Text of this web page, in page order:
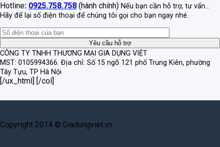
Hotline: 0925.758.758 (hành chính) Nếu bạn cần hỗ trợ, tư vấn...
Hãy để lại số điện thoại để chúng tôi gọi cho bạn ngay nhé.
CÔNG TY TNHH THƯƠNG MẠI GIA DỤNG VIỆT
MST: 0105994366. Địa chỉ: Số 15 ngõ 121 phố Trung Kiên, phường
Tây Tựu, TP Hà Nội
[/ux_html] [/col]
Copyright 2014 © Giadungviet.vn